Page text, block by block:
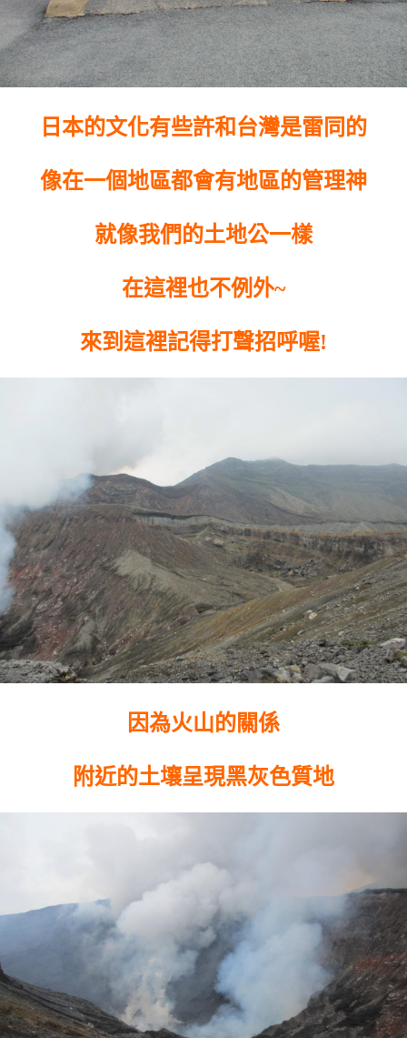
日本的文化有些許和台灣是雷同的
像在一個地區都會有地區的管理神
就像我們的土地公一樣
在這裡也不例外~
來到這裡記得打聲招呼喔!
因為火山的關係
附近的土壤呈現黑灰色質地